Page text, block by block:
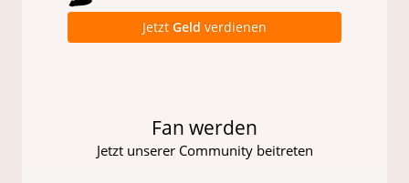
Jetzt Geld verdienen
Fan werden
Jetzt unserer Community beitreten